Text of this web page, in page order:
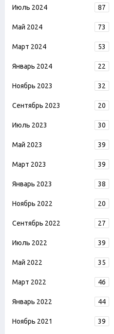
Июль 2024 87
Май 2024 73
Март 2024 53
Январь 2024 22
Ноябрь 2023 32
Сентябрь 2023 20
Июль 2023 30
Май 2023 39
Март 2023 39
Январь 2023 38
Ноябрь 2022 20
Сентябрь 2022 27
Июль 2022 39
Май 2022 35
Март 2022 46
Январь 2022 44
Ноябрь 2021 39